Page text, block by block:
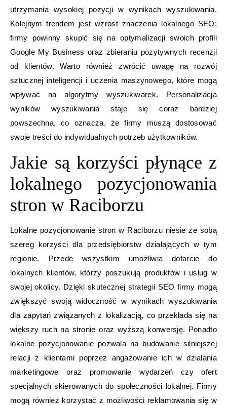
utrzymania wysokiej pozycji w wynikach wyszukiwania.
Kolejnym trendem jest wzrost znaczenia lokalnego SEO;
firmy powinny skupić się na optymalizacji swoich profili
Google My Business oraz zbieraniu pozytywnych recenzji
od klientów. Warto również zwrócić uwagę na rozwój
sztucznej inteligencji i uczenia maszynowego, które mogą
wpływać na algorytmy wyszukiwarek. Personalizacja
wyników wyszukiwania staje się coraz bardziej
powszechna, co oznacza, że firmy muszą dostosować
swoje treści do indywidualnych potrzeb użytkowników.
Jakie są korzyści płynące z
lokalnego pozycjonowania
stron w Raciborzu
Lokalne pozycjonowanie stron w Raciborzu niesie ze sobą
szereg korzyści dla przedsiębiorstw działających w tym
regionie. Przede wszystkim umożliwia dotarcie do
lokalnych klientów, którzy poszukują produktów i usług w
swojej okolicy. Dzięki skutecznej strategii SEO firmy mogą
zwiększyć swoją widoczność w wynikach wyszukiwania
dla zapytań związanych z lokalizacją, co przekłada się na
większy ruch na stronie oraz wyższą konwersję. Ponadto
lokalne pozycjonowanie pozwala na budowanie silniejszej
relacji z klientami poprzez angażowanie ich w działania
marketingowe oraz promowanie wydarzeń czy ofert
specjalnych skierowanych do społeczności lokalnej. Firmy
mogą również korzystać z możliwości reklamowania się w